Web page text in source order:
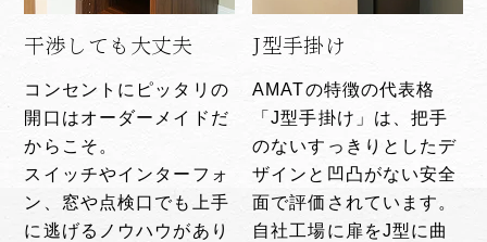
干渉しても大丈夫
コンセントにピッタリの
開口はオーダーメイドだ
からこそ。
スイッチやインターフォ
ン、窓や点検口でも上手
に逃げるノウハウがあり
J型手掛け
AMATの特徴の代表格
「J型手掛け」は、把手
のないすっきりとしたデ
ザインと凹凸がない安全
面で評価されています。
自社工場に扉をJ型に曲